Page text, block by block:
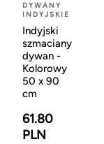
DYWANY
INDYJSKIE
Indyjski
szmaciany
dywan -
Kolorowy
50 x 90
cm
61.80
PLN